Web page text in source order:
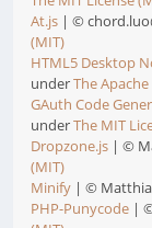
At.js | ©
(MIT)
HTML5 Desktop
underThe
GAuth Code
underThe MIT
Dropzone.js | ©
(MIT)
Minify | ©
PHP-Punycode |